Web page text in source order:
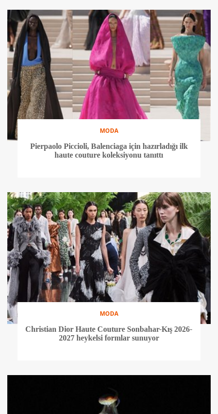
MODA
Pierpaolo Piccioli, Balenciaga için hazırladığı ilk
haute couture koleksiyonu tanıttı
MODA
Christian Dior Haute Couture Sonbahar-Kış 2026-
2027 heykelsi formlar sunuyor